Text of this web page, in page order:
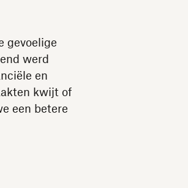
gevoelige
werd
en
kwijt of
een betere